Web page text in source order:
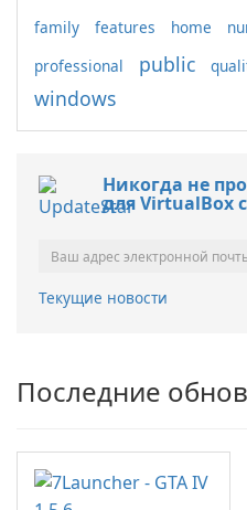
family features home
professional
public
windows
Никогда не
для VirtualBox
Текущие новости
Последние